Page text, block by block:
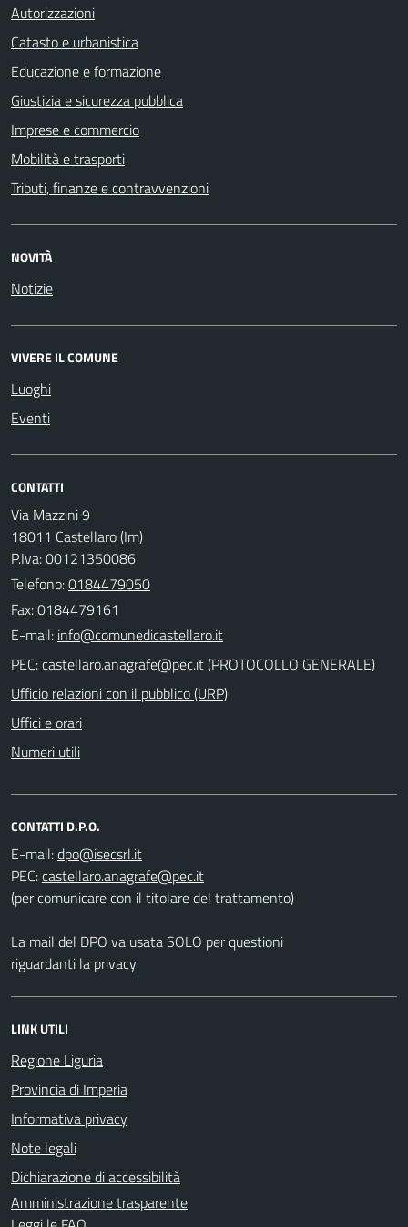
Autorizzazioni
Catasto e urbanistica
Educazione e formazione
Giustizia e sicurezza pubblica
Imprese e commercio
Mobilità e trasporti
Tributi, finanze e contravvenzioni
NOVITÀ
Notizie
VIVERE IL COMUNE
Luoghi
Eventi
CONTATTI
Via Mazzini 9
18011 Castellaro (Im)
P.Iva: 00121350086
Telefono:0184479050
Fax: 0184479161
E-mail:
PEC:
(PROTOCOLLO GENERALE)
Ufficio relazioni con il pubblico (URP)
Uffici e orari
Numeri utili
CONTATTI D.P.O.
E-mail:
PEC:
(per comunicare con il titolare del trattamento)
La mail del DPO va usata SOLO per questioni
riguardanti la privacy
LINK UTILI
Regione Liguria
Provincia di Imperia
Informativa privacy
Note legali
Dichiarazione di accessibilità
Amministrazione trasparente